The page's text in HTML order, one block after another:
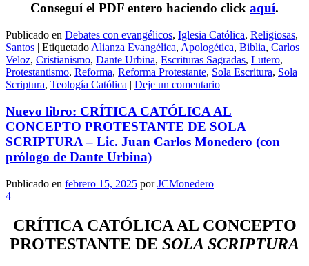
Conseguí el PDF entero haciendo click aquí.
Publicado en Debates con evangélicos, Iglesia Católica, Religiosas,
Santos | Etiquetado Alianza Evangélica, Apologética, Biblia, Carlos
Veloz, Cristianismo, Dante Urbina, Escrituras Sagradas, Lutero,
Protestantismo, Reforma, Reforma Protestante, Sola Escritura, Sola
Scriptura, Teología Católica | Deje un comentario
Nuevo libro: CRÍTICA CATÓLICA AL
CONCEPTO PROTESTANTE DE SOLA
SCRIPTURA – Lic. Juan Carlos Monedero (con
prólogo de Dante Urbina)
Publicado en febrero 15, 2025 porJCMonedero
4
CRÍTICA CATÓLICA AL CONCEPTO
PROTESTANTE DE SOLA SCRIPTURA